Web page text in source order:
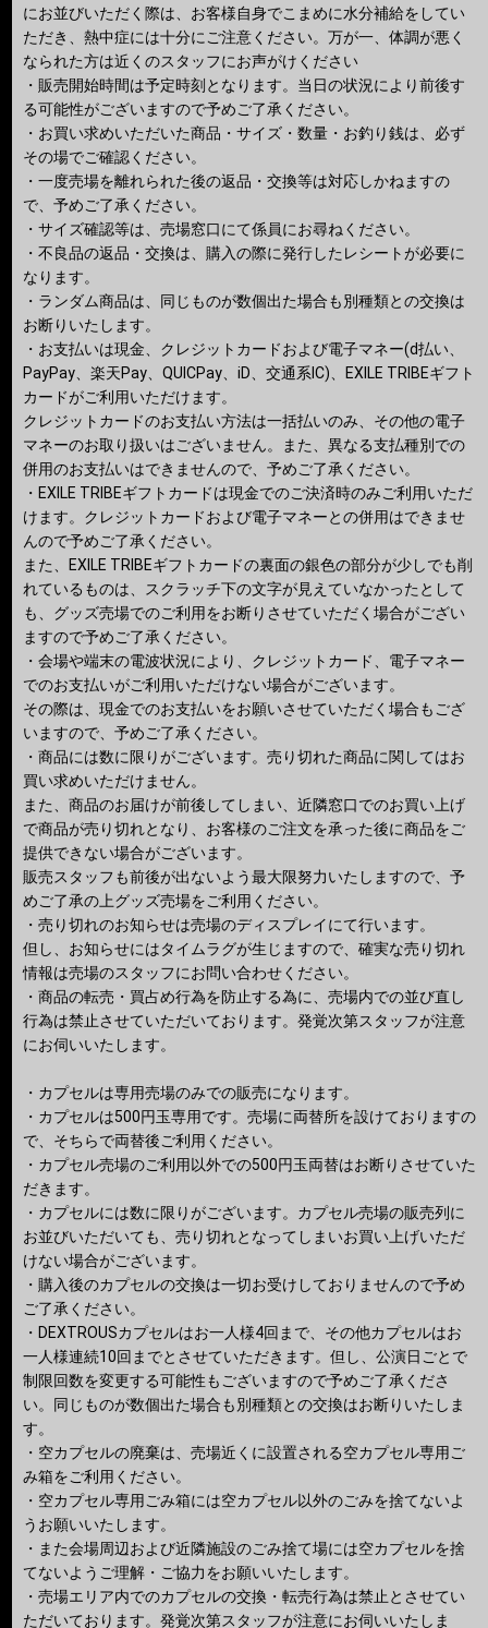
にお並びいただく際は、お客様自身でこまめに水分補給をしてい
ただき、熱中症には十分にご注意ください。万が一、体調が悪く
なられた方は近くのスタッフにお声がけください
・販売開始時間は予定時刻となります。当日の状況により前後す
る可能性がございますので予めご了承ください。
・お買い求めいただいた商品・サイズ・数量・お釣り銭は、必ず
その場でご確認ください。
・一度売場を離れられた後の返品・交換等は対応しかねますの
で、予めご了承ください。
・サイズ確認等は、売場窓口にて係員にお尋ねください。
・不良品の返品・交換は、購入の際に発行したレシートが必要に
なります。
・ランダム商品は、同じものが数個出た場合も別種類との交換は
お断りいたします。
・お支払いは現金、クレジットカードおよび電子マネー(d払い、
PayPay、楽天Pay、QUICPay、iD、交通系IC)、EXILE TRIBEギフト
カードがご利用いただけます。
クレジットカードのお支払い方法は一括払いのみ、その他の電子
マネーのお取り扱いはございません。また、異なる支払種別での
併用のお支払いはできませんので、予めご了承ください。
・EXILE TRIBEギフトカードは現金でのご決済時のみご利用いただ
けます。クレジットカードおよび電子マネーとの併用はできませ
んので予めご了承ください。
また、EXILE TRIBEギフトカードの裏面の銀色の部分が少しでも削
れているものは、スクラッチ下の文字が見えていなかったとして
も、グッズ売場でのご利用をお断りさせていただく場合がござい
ますので予めご了承ください。
・会場や端末の電波状況により、クレジットカード、電子マネー
でのお支払いがご利用いただけない場合がございます。
その際は、現金でのお支払いをお願いさせていただく場合もござ
いますので、予めご了承ください。
・商品には数に限りがございます。売り切れた商品に関してはお
買い求めいただけません。
また、商品のお届けが前後してしまい、近隣窓口でのお買い上げ
で商品が売り切れとなり、お客様のご注文を承った後に商品をご
提供できない場合がございます。
販売スタッフも前後が出ないよう最大限努力いたしますので、予
めご了承の上グッズ売場をご利用ください。
・売り切れのお知らせは売場のディスプレイにて行います。
但し、お知らせにはタイムラグが生じますので、確実な売り切れ
情報は売場のスタッフにお問い合わせください。
・商品の転売・買占め行為を防止する為に、売場内での並び直し
行為は禁止させていただいております。発覚次第スタッフが注意
にお伺いいたします。
・カプセルは専用売場のみでの販売になります。
・カプセルは500円玉専用です。売場に両替所を設けておりますの
で、そちらで両替後ご利用ください。
・カプセル売場のご利用以外での500円玉両替はお断りさせていた
だきます。
・カプセルには数に限りがございます。カプセル売場の販売列に
お並びいただいても、売り切れとなってしまいお買い上げいただ
けない場合がございます。
・購入後のカプセルの交換は一切お受けしておりませんので予め
ご了承ください。
・DEXTROUSカプセルはお一人様4回まで、その他カプセルはお
一人様連続10回までとさせていただきます。但し、公演日ごとで
制限回数を変更する可能性もございますので予めご了承くださ
い。同じものが数個出た場合も別種類との交換はお断りいたしま
す。
・空カプセルの廃棄は、売場近くに設置される空カプセル専用ご
み箱をご利用ください。
・空カプセル専用ごみ箱には空カプセル以外のごみを捨てないよ
うお願いいたします。
・また会場周辺および近隣施設のごみ捨て場には空カプセルを捨
てないようご理解・ご協力をお願いいたします。
・売場エリア内でのカプセルの交換・転売行為は禁止とさせてい
ただいております。発覚次第スタッフが注意にお伺いいたしま